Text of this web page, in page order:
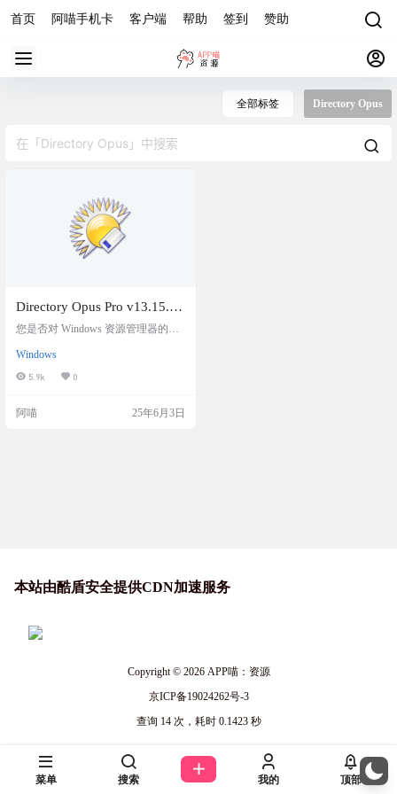
首页 阿喵手机卡 客户端 帮助 签到 赞助
全部标签 Directory Opus
Directory Opus Pro v13.15.3
Beta+注册机，功能强大的文
Windows 资源管理器，2025
最新版
您是否对 Windows 资源管理器的限
orer 的完全替代品，其功能比当今任
何其他文件管理器都要多得多。 软
制、移动、删除、更名、查找、搜
Windows
5.9k 0
阿喵 25年6月3日
本站由酷盾安全提供CDN加速服务
Copyright © 2026APP喵：资源
京ICP备19024262号-3
查询 14 次，耗时 0.1423 秒
菜单 搜索 我的 顶部